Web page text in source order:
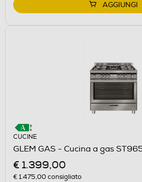
AGGIUNGI
CUCINE
GLEM GAS - Cucina a gas
€ 1.399,00
€ 1.475,00consigliato